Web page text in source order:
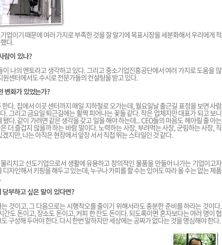
업이기 때문에 여러 가지로 부족한 것을 잘 알기에 목표시장을 세분화해서 우리에게 적
다.
람이 있나?
나의 멘토라고 생각하고 있다. 그리고 중소기업진흥공단에서 여러 가지로 도움을 많
원센터에서도 수시로 전문가들의 컨설팅을 받고 있다.
변화가 있었는가?
다. 집에서 이곳 센터까지 매일 지하철로 오가는데, 월요일날 출근길 표정을 보면 사람
. 그리고 금요일 퇴근길에는 활짝 피어나는 꽃들 같다. 작은 업체지만 대표가 되고 보니
다. 같이 가려면 같은 생각을 갖고 일을 해야 하는데... CEO들의 마음도 헤아릴 줄 아는
더 즐겁지 않을까 하는 바람 말이다. 노력하는 사장, 부려먹는 사장, 군림하는 사장, 직
지만, 나는 아직은 현장에서 앞장 서서 직접 뛰는 스타일인 것 같다.
리치고 선도기업으로서 생활에 유용하고 창의적인 물품을 만들어 나가는 기업이고자
자인해서 키핑을 해두고 있는데, 누구나 카피를 할 수는 있어도 따라 올 수는 없는 제품
부하고 싶은 말이 있다면?
것이고, 그 다음으로는 시행착오를 줄이기 위해서라도 충분한 준비를 하라는 것이다.
간도 돈이고, 장소도 돈이고, 커피 한 잔도 돈이다. 되도록이면 혼자보다는 여러 명이 협
구성해 두어야 한다. 다시 한번 말하지만 세상에는 공짜가 없다는 것을 명심해야 한다.